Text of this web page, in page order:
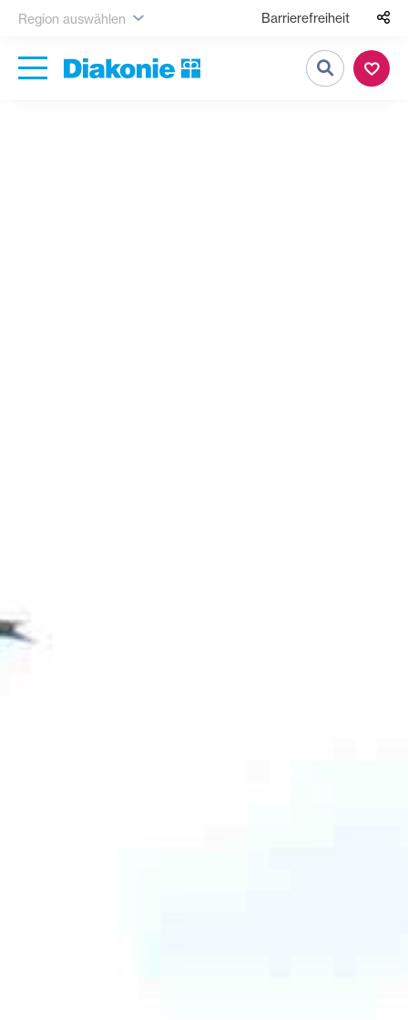
Region auswählen Barrierefreiheit
Suche